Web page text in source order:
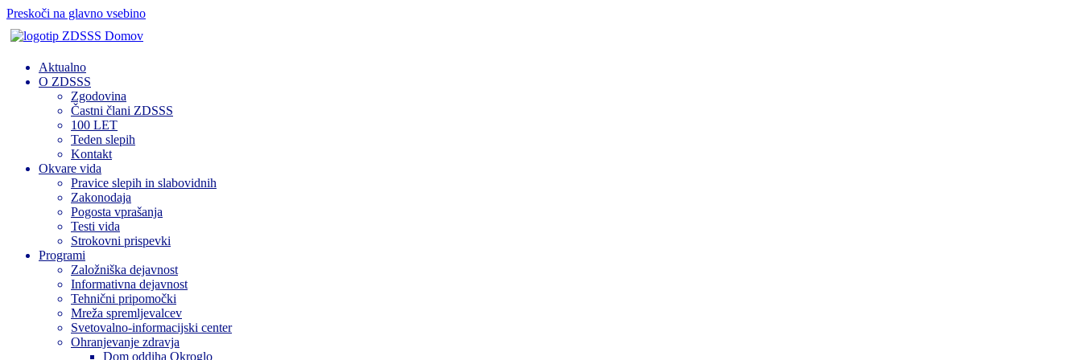
Preskoči na glavno vsebino
Domov
Aktualno
O ZDSSS
Zgodovina
Častni člani ZDSSS
100 LET
Teden slepih
Kontakt
Okvare vida
Pravice slepih in slabovidnih
Zakonodaja
Pogosta vprašanja
Testi vida
Strokovni prispevki
Programi
Založniška dejavnost
Informativna dejavnost
Tehnični pripomočki
Mreža spremljevalcev
Svetovalno-informacijski center
Ohranjevanje zdravja
Dom oddiha Okroglo